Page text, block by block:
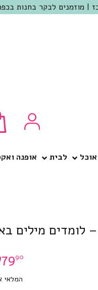
לבית אופנה
לומדים מילים
7990
המלאי